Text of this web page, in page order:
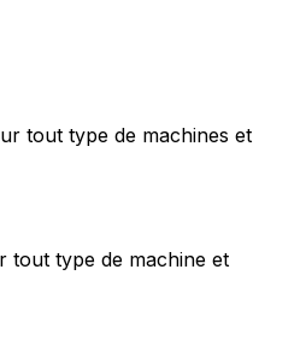
tout type de machines et
tout type de machine et